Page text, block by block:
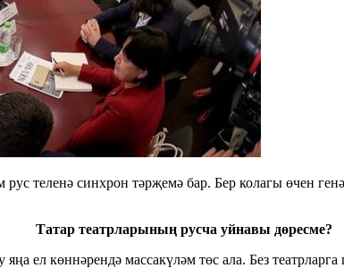
теленә синхрон тәрҗемә бар. Бер колагы өчен
Татар театрларының русча уйнавы дөресме?
ел көннәрендә массакүләм төс ала. Без